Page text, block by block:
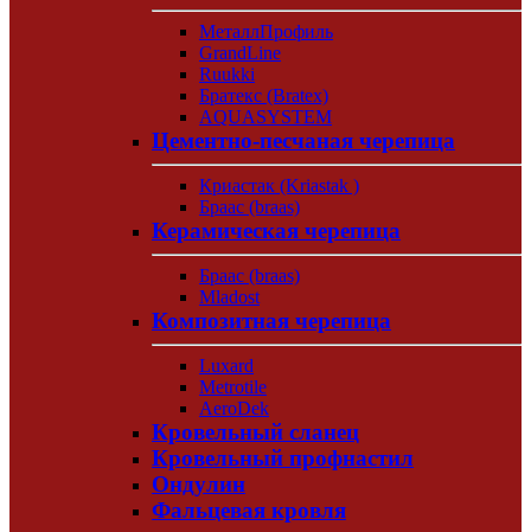
МеталлПрофиль
GrandLine
Ruukki
Братекс (Bratex)
AQUASYSTEM
Цементно-песчаная черепица
Криастак (Kriastak )
Браас (braas)
Керамическая черепица
Браас (braas)
Mladost
Композитная черепица
Luxard
Metrotile
AeroDek
Кровельный сланец
Кровельный профнастил
Ондулин
Фальцевая кровля